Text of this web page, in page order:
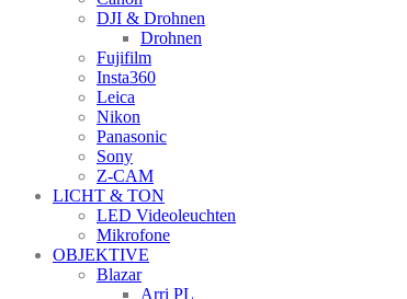
DJI & Drohnen
Drohnen
Fujifilm
Insta360
Leica
Nikon
Panasonic
Sony
Z-CAM
LICHT & TON
LED Videoleuchten
Mikrofone
OBJEKTIVE
Blazar
Arri PL